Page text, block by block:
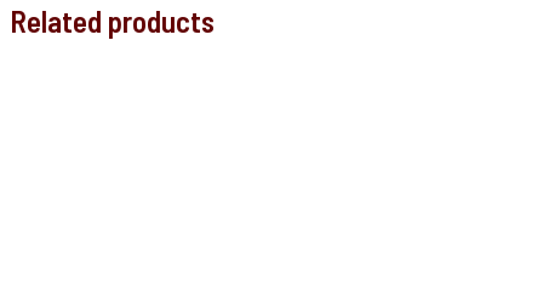
Related products